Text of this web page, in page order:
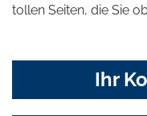
tollen Seiten, die Sie
Ihr